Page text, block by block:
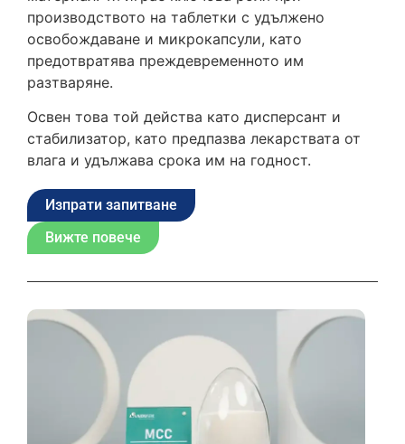
производството на таблетки с удължено
освобождаване и микрокапсули, като
предотвратява преждевременното им
разтваряне.
Освен това той действа като дисперсант и
стабилизатор, като предпазва лекарствата от
влага и удължава срока им на годност.
Изпрати запитване
Вижте повече